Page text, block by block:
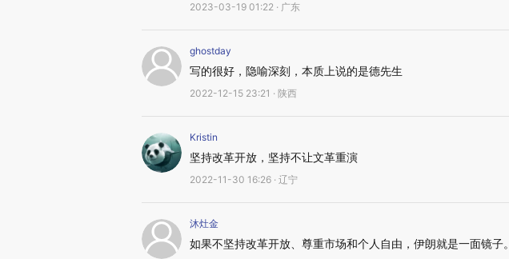
2023-03-19 01:22 · 广东
ghostday
写的很好，隐喻深刻，本质上说的是德先生
2022-12-15 23:21 · 陕西
Kristin
坚持改革开放，坚持不让文革重演
2022-11-30 16:26 · 辽宁
沐灶金
如果不坚持改革开放、尊重市场和个人自由，伊朗就是一面镜子。